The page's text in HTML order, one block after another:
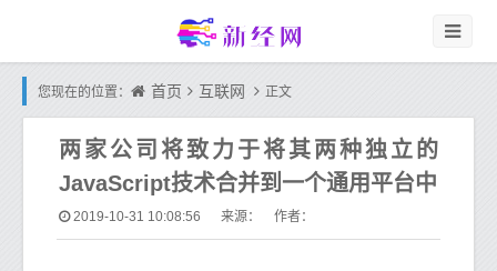
您现在的位置： 首页 互联网 正文
两家公司将致力于将其两种独立的
JavaScript技术合并到一个通用平台中
2019-10-31 10:08:56 来源： 作者：